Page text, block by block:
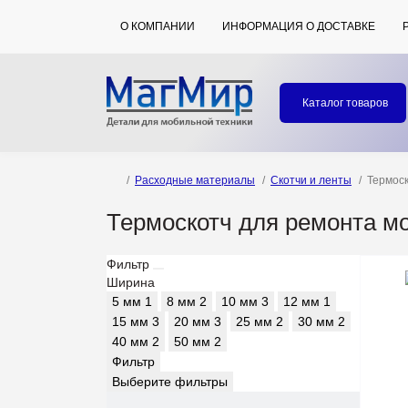
О КОМПАНИИ ИНФОРМАЦИЯ О ДОСТАВКЕ
Каталог товаров
Расходные материалы Скотчи и ленты
Термоскотч для ремонта
Фильтр
Ширина
5 мм 1 8 мм 2 10 мм 3 12 мм 1
15 мм 3 20 мм 3 25 мм 2 30 мм 2
40 мм 2 50 мм 2
Фильтр
Выберите фильтры